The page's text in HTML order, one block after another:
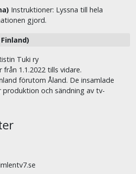
Instruktioner: Lyssna till hela
gjord.
Tuki ry
från 1.1.2022 tills vidare.
förutom Åland. De insamlade
produktion och sändning av tv-